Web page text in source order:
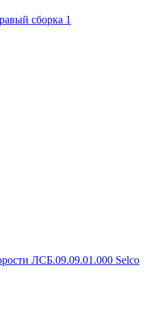
сборка 1
ЛСБ.09.09.01.000 Selco